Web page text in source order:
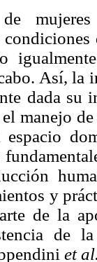
mujeres
Así, la
dada su
manejo
y
de la
de
et